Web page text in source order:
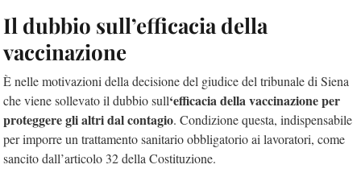
Il dubbio sull’efficacia della
vaccinazione
È nelle motivazioni della decisione del giudice del tribunale di Siena
che viene sollevato il dubbio sull‘efficacia della vaccinazione per
proteggere gli altri dal contagio. Condizione questa, indispensabile
per imporre un trattamento sanitario obbligatorio ai lavoratori, come
sancito dall’articolo 32 della Costituzione.